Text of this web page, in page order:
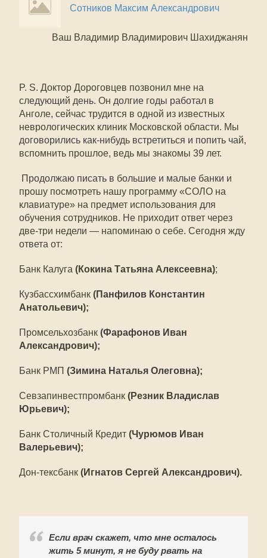
Сотников Максим Александрович
Ваш Владимир Владимирович Шахиджанян
P. S. Доктор Дороговцев позвонил мне на
следующий день. Он долгие годы работал в
Анголе, сейчас трудится в одной из известных
неврологических клиник Московской области. Мы
договорились как-нибудь встретиться и попить чай,
вспомнить прошлое, ведь мы знакомы 39 лет.
Продолжаю писать в большие и малые банки и
прошу посмотреть нашу программу «СОЛО на
клавиатуре» на предмет использования для
обучения сотрудников. Не приходит ответ через
две-три недели — напоминаю о себе. Сегодня жду
ответа от:
Банк Калуга (Кокина Татьяна Алексеевна);
Кузбассхимбанк (Панфилов Константин
Анатольевич);
Промсельхозбанк (Фарафонов Иван
Александрович);
Банк РМП (Зимина Наталья Олеговна);
Севзапинвестпромбанк (Резник Владислав
Юрьевич);
Банк Столичный Кредит (Чурюмов Иван
Валерьевич);
Дон-тексбанк (Игнатов Сергей Александрович).
Если врач скажет, что мне осталось
жить 5 минут, я не буду рвать на